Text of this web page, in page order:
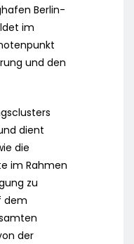
Berlin-
im
und den
dient
die
im Rahmen
zu
dem
der